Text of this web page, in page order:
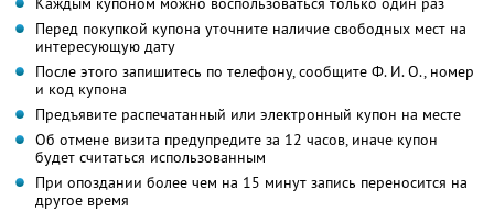
Перед покупкой купона уточните наличие свободных мест на
интересующую дату
После этого запишитесь по телефону, сообщите Ф. И. О., номер
и код купона
Предъявите распечатанный или электронный купон на месте
Об отмене визита предупредите за 12 часов, иначе купон
будет считаться использованным
При опоздании более чем на 15 минут запись переносится на
другое время